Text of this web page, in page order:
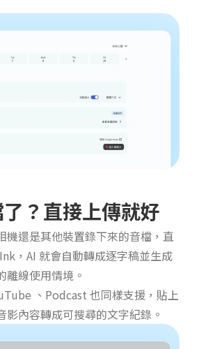
？直接上傳就好
機還是其他裝置錄下來的音檔，直
，AI 就會自動轉成逐字稿並生成
離線使用情境。
、Podcast 也同樣支援，貼上
影內容轉成可搜尋的文字紀錄。